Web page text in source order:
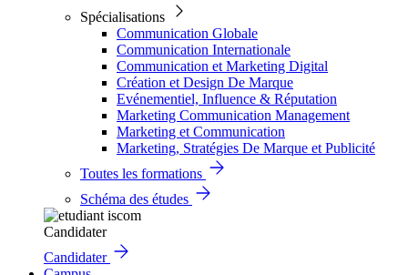
Spécialisations
Communication Globale
Communication Internationale
Communication et Marketing Digital
Création et Design De Marque
Evénementiel, Influence & Réputation
Marketing Communication Management
Marketing et Communication
Marketing, Stratégies De Marque et Publicité
Toutes les formations
Schéma des études
Candidater
Candidater